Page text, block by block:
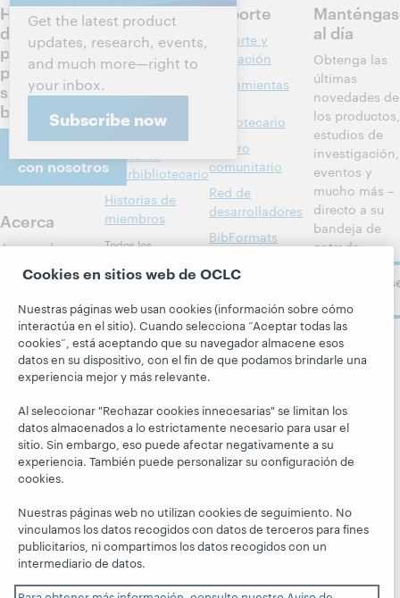
Get the latest product
updates, research, events,
and much more—right to
your inbox.
Subscribe now
Hablemos
de los
próximos
pasos para
su
biblioteca
con nosotros
Acerca
Acerca de
OCLC
Respeto y
pertenencia
Aspectos
financieros
Dirección
Membresía
Trust Center
Productos
Descubrimiento
y referencia
Metadatos
Préstamo
interbibliotecario
Historias de
miembros
Todos los
servicios »
Aprenda
Investigación
WebJunction
Seminarios
web a la carta
Soporte
Soporte y
formación
Herramientas
bibliotecario
Centro
comunitario
Red de
desarrolladores
BibFormats
sistema
Blogs
Blog Next
El blog
Hanging
Together
President's
Leadership
blog
al día
Obtenga las
últimas
novedades de
los productos,
estudios de
investigación,
eventos y
mucho más –
directo a su
bandeja de
entrada.
Siga a
servicios nacionales e internacionales de OCLC, Inc. y de
Cookies en sitios web de OCLC
Nuestras páginas web usan cookies (información sobre cómo
interactúa en el sitio). Cuando selecciona “Aceptar todas las
cookies”, está aceptando que su navegador almacene esos
datos en su dispositivo, con el fin de que podamos brindarle una
experiencia mejor y más relevante.
Al seleccionar "Rechazar cookies innecesarias" se limitan los
datos almacenados a lo estrictamente necesario para usar el
sitio. Sin embargo, eso puede afectar negativamente a su
experiencia. También puede personalizar su configuración de
cookies.
Nuestras páginas web no utilizan cookies de seguimiento. No
vinculamos los datos recogidos con datos de terceros para fines
publicitarios, ni compartimos los datos recogidos con un
intermediario de datos.